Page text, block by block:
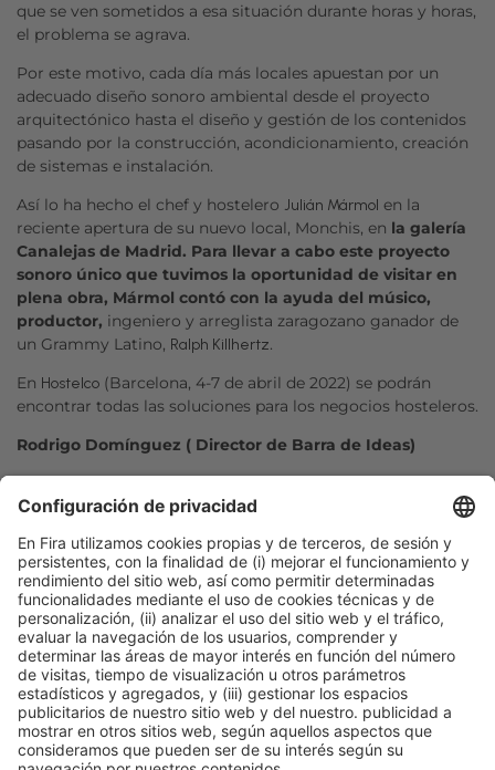
que se ven sometidos a esa situación durante horas y horas,
el problema se agrava.
Por este motivo, cada día más locales apuestan por un
adecuado diseño sonoro ambiental desde el proyecto
arquitectónico hasta el diseño y gestión de los contenidos
pasando por la construcción, acondicionamiento, creación
de sistemas e instalación.
Así lo ha hecho el chef y hostelero Julián Mármol en la
reciente apertura de su nuevo local, Monchis, en la galería
Canalejas de Madrid. Para llevar a cabo este proyecto
sonoro único que tuvimos la oportunidad de visitar en
plena obra, Mármol contó con la ayuda del músico,
productor, ingeniero y arreglista zaragozano ganador de
un Grammy Latino, Ralph Killhertz.
En Hostelco (Barcelona, 4-7 de abril de 2022) se podrán
encontrar todas las soluciones para los negocios hosteleros.
Rodrigo Domínguez ( Director de Barra de Ideas)
Facebook Twitter LinkedIn WhatsApp Email Print